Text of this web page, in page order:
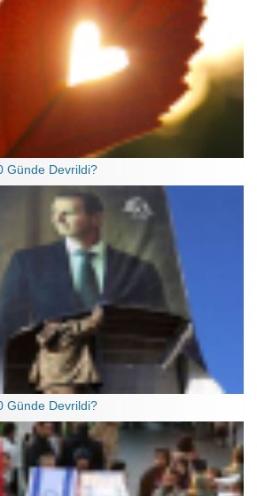
Günde Devrildi?
Günde Devrildi?